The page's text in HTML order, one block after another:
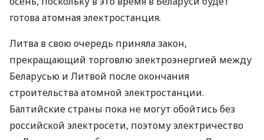
готова атомная электростанция.
Литва в свою очередь приняла закон,
прекращающий торговлю электроэнергией между
Беларусью и Литвой после окончания
строительства атомной электростанции.
Балтийские страны пока не могут обойтись без
российской электросети, поэтому электричество